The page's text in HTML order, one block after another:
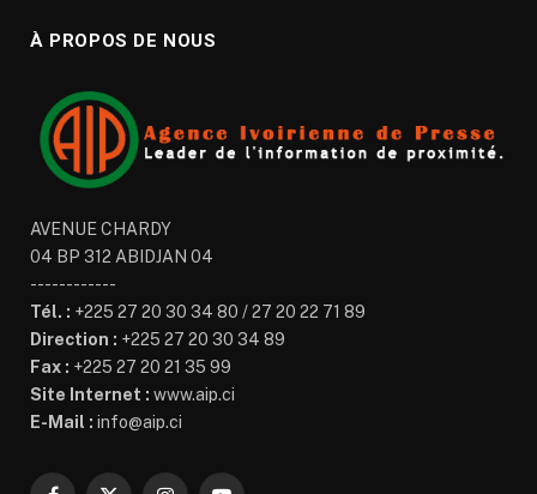
À PROPOS DE NOUS
AVENUE CHARDY
04 BP 312 ABIDJAN 04
------------
Tél. : +225 27 20 30 34 80 / 27 20 22 71 89
Direction : +225 27 20 30 34 89
Fax : +225 27 20 21 35 99
Site Internet : www.aip.ci
E-Mail : info@aip.ci